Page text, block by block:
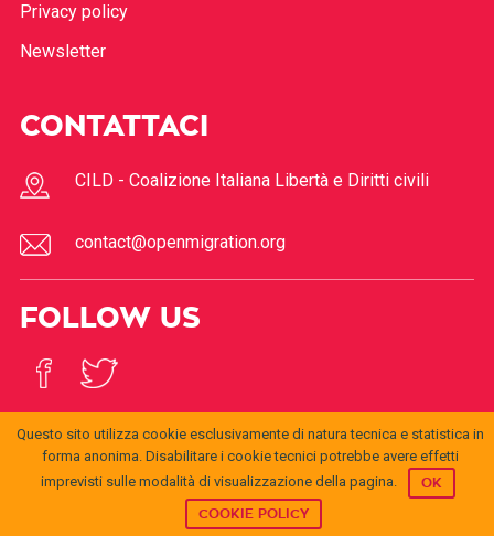
Privacy policy
Newsletter
CONTATTACI
CILD - Coalizione Italiana Libertà e Diritti civili
contact@openmigration.org
FOLLOW US
is licensed under aCreative
Commons Attribution 4.0 International License.
Permissions beyond the scope of this license may be
© 2017 Open
Questo sito utilizza cookie esclusivamente di natura tecnica e statistica in
forma anonima. Disabilitare i cookie tecnici potrebbe avere effetti
imprevisti sulle modalità di visualizzazione della pagina.
OK
COOKIE POLICY